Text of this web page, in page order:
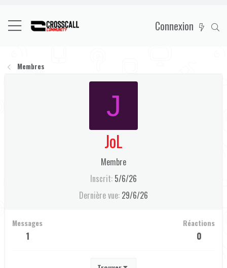
Connexion
Membres
J
JoL
Membre
Inscrit 5/6/26
Dernière vue 29/6/26
Messages
1
Réactions
0